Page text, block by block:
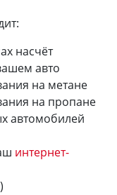
насчёт
авто
на метане
на пропане
автомобилей
интернет-